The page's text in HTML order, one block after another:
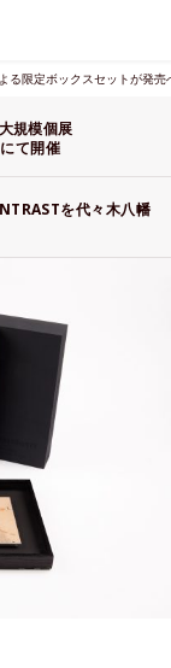
る限定ボックスセットが発売
規模個展
て開催
を代々木八幡